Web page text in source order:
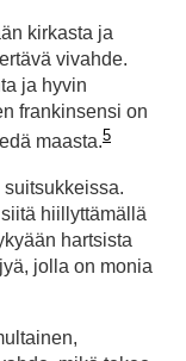
kirkasta ja
vivahde.
ja hyvin
frankinsensi on
maasta.5
hiillyttämällä
hartsista
jolla on monia